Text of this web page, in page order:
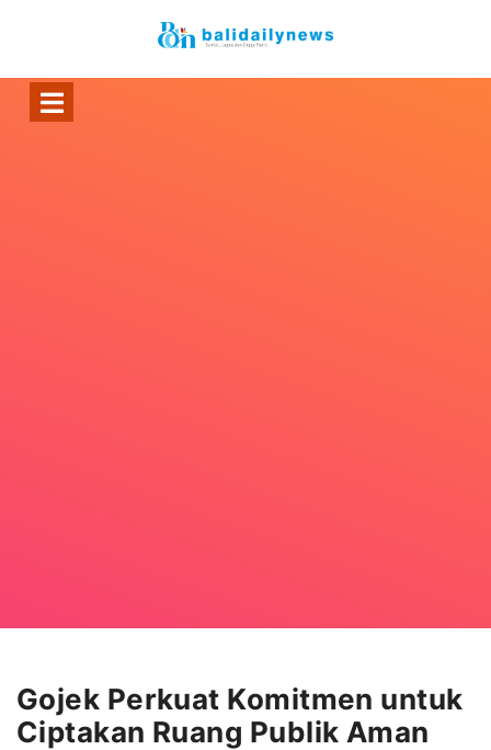
Gojek Perkuat Komitmen untuk
Ciptakan Ruang Publik Aman